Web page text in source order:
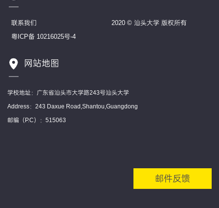
联系我们
2020 © 汕头大学 版权所有
粤ICP备 10216025号-4
网站地图
学校地址：广东省汕头市大学路243号汕头大学
Address：243 Daxue Road,Shantou,Guangdong
邮编（P.C）：515063
邮件反馈